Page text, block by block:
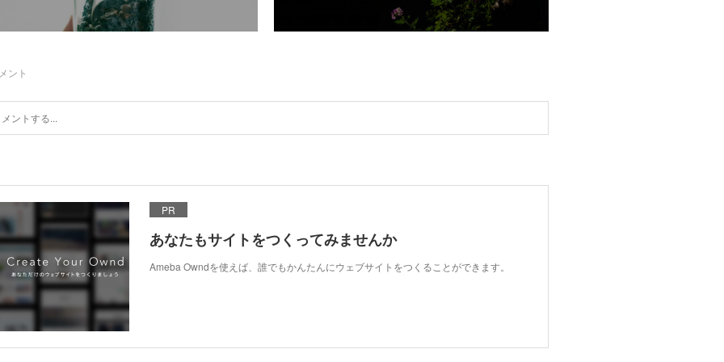
ント
PR
あなたもサイトをつくってみませんか
Ameba Owndを使えば、誰でもかんたんにウェブサイトをつくることができます。